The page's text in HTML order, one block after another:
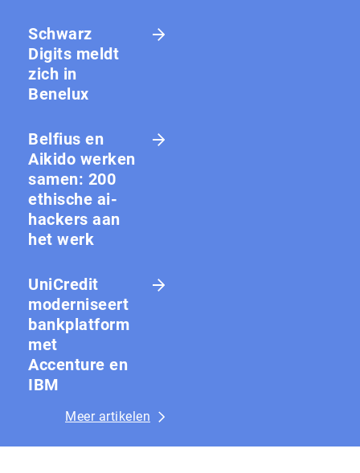
Schwarz
Digits meldt
zich in
Benelux
Belfius en
Aikido werken
samen: 200
ethische ai-
hackers aan
het werk
UniCredit
moderniseert
bankplatform
met
Accenture en
IBM
Meer artikelen